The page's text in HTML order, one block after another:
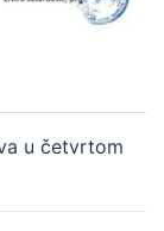
u četvrtom